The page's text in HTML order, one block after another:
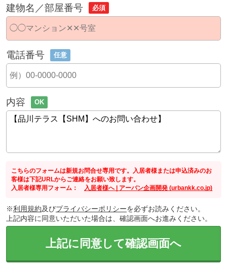
建物名／部屋番号 必須
電話番号 任意
内容 OK
こちらのフォームは新規お問合せ専用です。入居者様または申込済みのお
客様は下記URLからご連絡をお願い致します。
入居者様専用フォーム： 入居者様へ | アーバン企画開発 (urbankk.co.jp)
※利用規約及びプライバシーポリシーを必ずお読みください。
上記内容に同意いただいた場合は、確認画面へお進みください。
上記に同意して確認画面へ